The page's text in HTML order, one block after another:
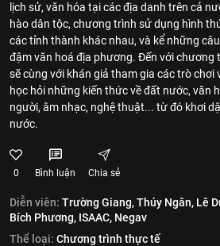
lịch sử, văn hóa tại các địa danh trên cả
hào dân tộc, chương trình sử dụng hình
các tỉnh thành khác nhau, và kể những
đậm văn hoá địa phương. Đến với chương
sẽ cùng với khán giả tham gia các trò chơi
học hỏi những kiến thức về đất nước, văn
người, âm nhạc, nghệ thuật... từ đó khơi
nước.
0 Bình luận Chia sẻ
Diễn viên: Trường Giang,Thúy Ngân, Lê
Bích Phương, ISAAC, Negav
Thể loại: Chương trình thực tế